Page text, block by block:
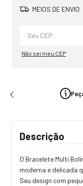
MEIOS DE ENVIO
Não sei meu CEP
Descrição
O Bracelete Multi
moderna e delicada
Seu design com